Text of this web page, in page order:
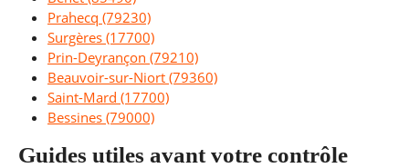
Prahecq (79230)
Surgères (17700)
Prin-Deyrançon (79210)
Beauvoir-sur-Niort (79360)
Saint-Mard (17700)
Bessines (79000)
Guides utiles avant votre contrôle